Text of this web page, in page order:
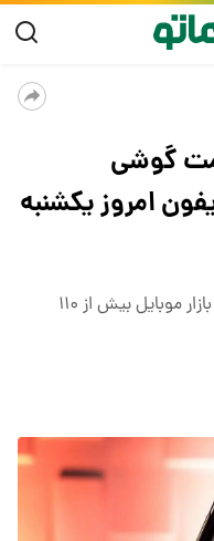
گوشی
امروز یکشنبه
گلکسی S۲۵ اولترا نسخه ۲۵۶ گیگ در بازار موبایل بیش از ۱۱۰